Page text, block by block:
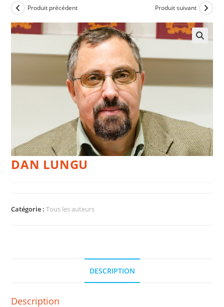
Produit précédent Produit suivant
DAN LUNGU
Catégorie :Tous les auteurs
DESCRIPTION
Description